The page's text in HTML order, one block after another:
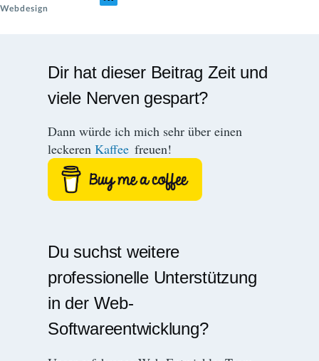
Webdesign
Dir hat dieser Beitrag Zeit und
viele Nerven gespart?
Dann würde ich mich sehr über einen
leckerenKaffee freuen!
Du suchst weitere
professionelle Unterstützung
in der Web-
Softwareentwicklung?